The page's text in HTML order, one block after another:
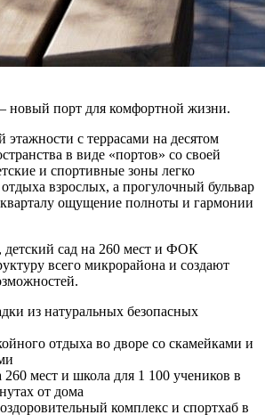
порт для комфортной жизни.
этажности с террасами на десятом
в виде «портов» со своей
и спортивные зоны легко
взрослых, а прогулочный бульвар
ощущение полноты и гармонии
детский сад на 260 мест и ФОК
всего микрорайона и создают
из натуральных безопасных
отдыха во дворе со скамейками и
260 мест и школа для 1 100 учеников в
от дома
комплекс и спортхаб в